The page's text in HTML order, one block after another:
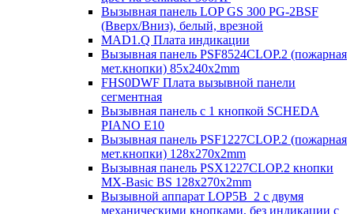
Вызывная панель LOP GS 300 PG-2BSF
(Вверх/Вниз), белый, врезной
MAD1.Q Плата индикации
Вызывная панель PSF8524CLOP.2 (пожарная
мет.кнопки) 85х240х2mm
FHS0DWF Плата вызывной панели
сегментная
Вызывная панель с 1 кнопкой SCHEDA
PIANO E10
Вызывная панель PSF1227CLOP.2 (пожарная
мет.кнопки) 128х270х2mm
Вызывная панель PSX1227CLOP.2 кнопки
MX-Basic BS 128х270х2mm
Вызывной аппарат LOP5B_2 с двумя
механическими кнопками, без индикации с